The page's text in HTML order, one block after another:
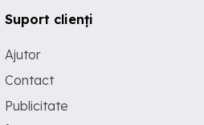
Suport clienți
Ajutor
Contact
Publicitate